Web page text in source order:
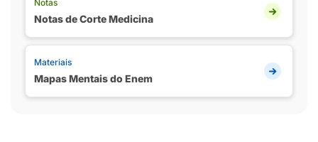
Notas
Notas de Corte Medicina
Materiais
Mapas Mentais do Enem